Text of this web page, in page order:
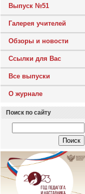
Выпуск №51
Галерея учителей
Обзоры и новости
Ссылки для Вас
Все выпуски
О журнале
Поиск по сайту